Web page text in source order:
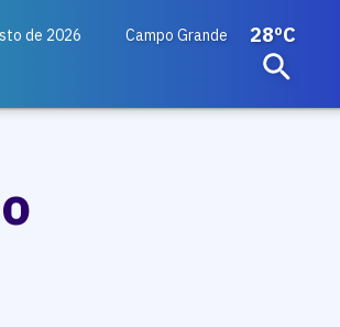
de 2026 Campo Grande 28ºC